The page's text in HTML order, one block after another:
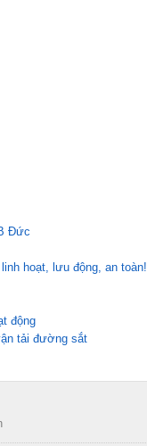
Đức
hoạt, lưu động, an toàn!
động
tải đường sắt